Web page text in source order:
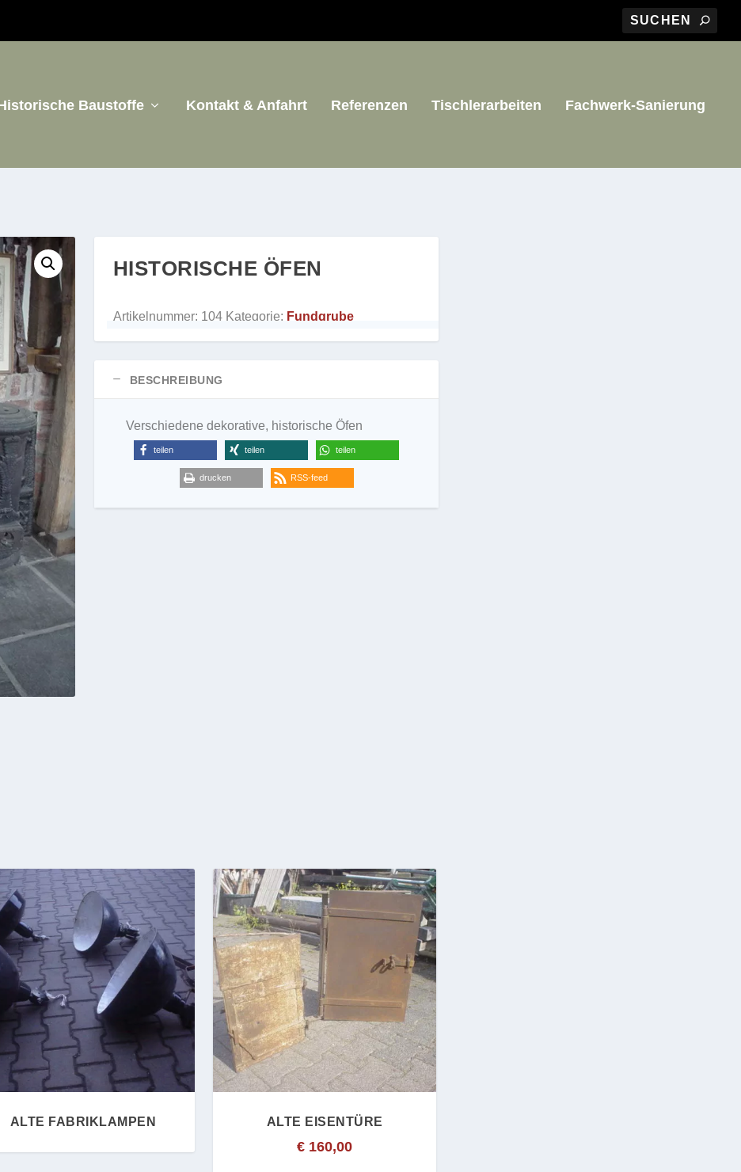
Baustoffe Kontakt & Anfahrt Referenzen Tischlerarbeiten Fachwerk-Sanierung
HISTORISCHE ÖFEN
Artikelnummer: 104 Kategorie: Fundgrube
BESCHREIBUNG
Verschiedene dekorative, historische Öfen
teilen teilen teilen
drucken RSS-feed
ALTE FABRIKLAMPEN ALTE EISENTÜRE
€ 160,00